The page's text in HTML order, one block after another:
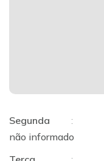
Segunda
:
não informado